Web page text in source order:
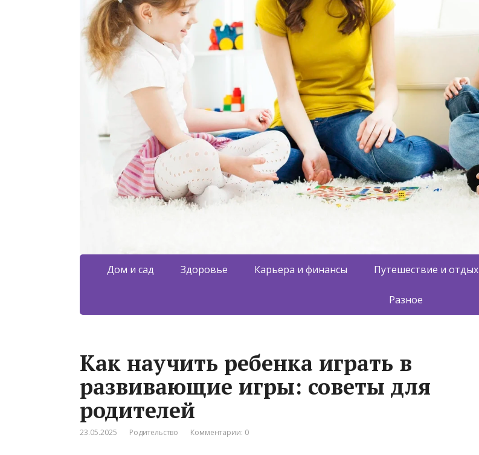
Дом и сад Здоровье Карьера и финансы Путешествие и отдых
Разное
Как научить ребенка играть в
развивающие игры: советы для
родителей
23.05.2025 Родительство Комментарии: 0